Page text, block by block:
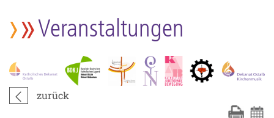
Veranstaltungen
zurück